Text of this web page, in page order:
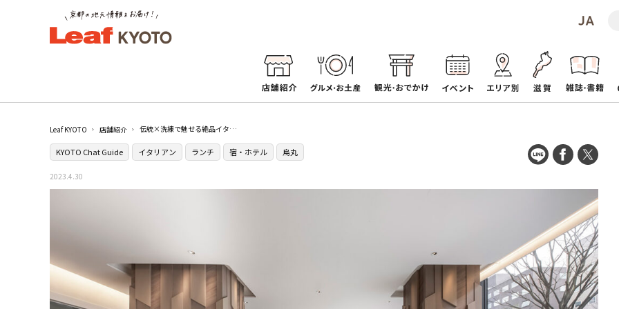
Leaf KYOTO 店舗紹介 伝統×洗練で魅せる絶品イタリアン［Sincronia di Shinji Harada］
KYOTO Chat Guide イタリアン ランチ 宿・ホテル 烏丸
2023.4.30